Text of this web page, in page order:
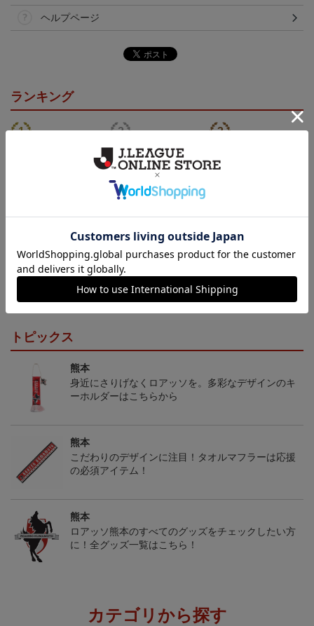
ヘルプページ
ランキング
ロアッソ熊本 ギャロッ
プ タオルマフラー
2,500円
ロアッソ熊本 ピカチュ
ウ タオルマフラー
2,500円
プ Tシャツ BLACK
4,950円
トピックス
熊本
身近にさりげなくロアッソを。多彩なデザインのキ
ーホルダーはこちらから
熊本
こだわりのデザインに注目！タオルマフラーは応援
の必須アイテム！
熊本
ロアッソ熊本のすべてのグッズをチェックしたい方
に！全グッズ一覧はこちら！
カテゴリから探す